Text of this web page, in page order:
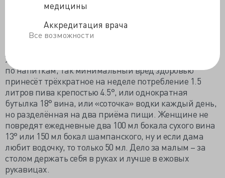
медицины
Аккредитация врача
Все возможности
СД и 14 – 28 СД. И очень вредно залить внутрь 35-70
СД и 28-70 СД. Исходя из недельного норматива
суточный безрисковый лимит для мужчин составляет
Учёные ГНИЦ расписали и конкретное «скока грамм»
по напиткам, так минимальный вред здоровью
принесёт трёхкратное на неделе потребление 1.5
литров пива крепостью 4.5°, или однократная
бутылка 18° вина, или «соточка» водки каждый день,
но разделённая на два приёма пищи. Женщине не
повредят ежедневные два 100 мл бокала сухого вина
13° или 150 мл бокал шампанского, ну и если дама
любит водочку, то только 50 мл. Дело за малым – за
столом держать себя в руках и лучше в ежовых
рукавицах.